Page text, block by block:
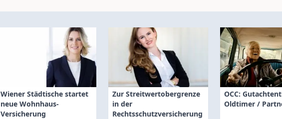
Wiener Städtische startet
neue Wohnhaus-
Versicherung
Zur Streitwertobergrenze
in der
Rechtsschutzversicherung
OCC:
Oldtimer /